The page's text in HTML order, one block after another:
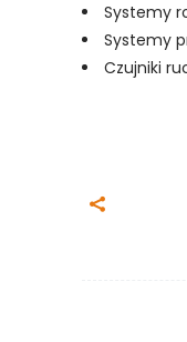
Systemy
Systemy
Czujniki